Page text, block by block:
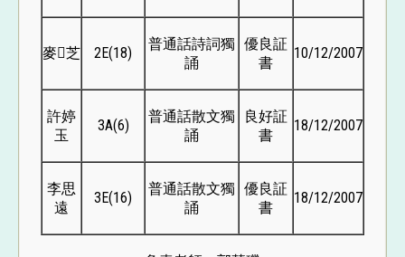
麥芝 2E(18)
普通話詩詞獨
誦
優良証
書
10/12/2007
許婷
玉
3A(6)
普通話散文獨
誦
良好証
書
18/12/2007
李思
遠
3E(16)
普通話散文獨
誦
優良証
書
18/12/2007